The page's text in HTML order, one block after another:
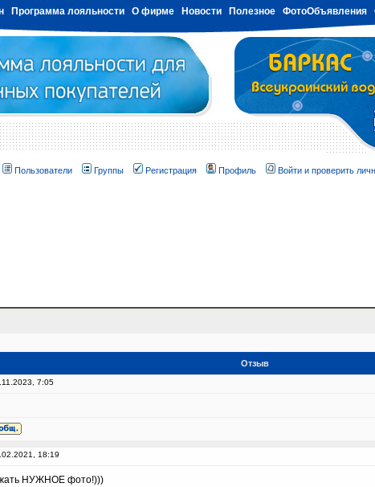
Программа лояльности О фирме Новости Полезное ФотоОбъявления
Пользователи Группы Регистрация Профиль Войти и проверить
Отзыв
7:05
18:19
НУЖНОЕ фото!)))